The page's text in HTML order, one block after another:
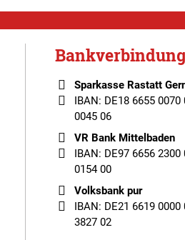
Bankverbindung
Sparkasse Rastatt
IBAN: DE18 6655 0070
0045 06
VR Bank Mittelbaden
IBAN: DE97 6656 2300
0154 00
Volksbank pur
IBAN: DE21 6619 0000
3827 02